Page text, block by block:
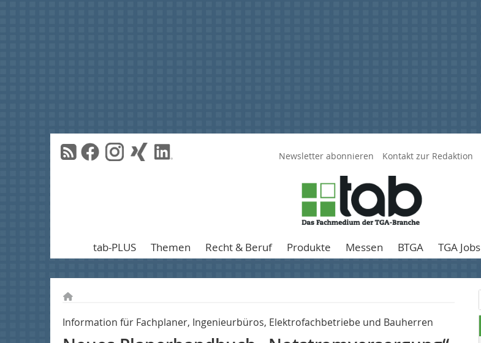
Newsletter abonnieren Kontakt zur Redaktion
tab-PLUS Themen Recht & Beruf Produkte Messen BTGA TGA Jobs
Information für Fachplaner, Ingenieurbüros, Elektrofachbetriebe und Bauherren